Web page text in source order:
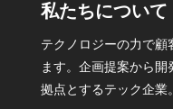
私たちについて
テクノロジーの力で顧
ます。企画提案から
拠点とするテック企業。